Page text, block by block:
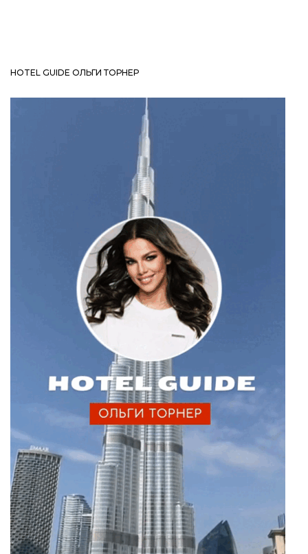
HOTEL GUIDE ОЛЬГИ ТОРНЕР